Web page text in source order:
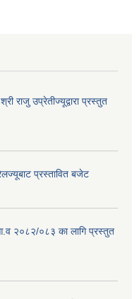
राजु उप्रेतीज्यूद्वारा प्रस्तुत
प्रस्तावित बजेट
आ.व २०८२/०८३ का लागि प्रस्तुत